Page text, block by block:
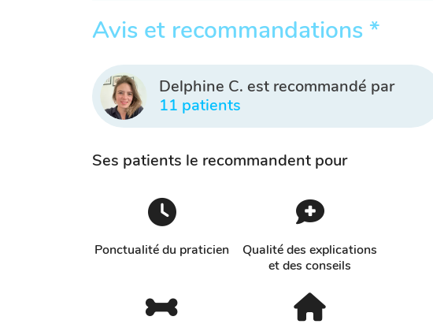
Avis et recommandations *
Delphine C. est recommandé par
11 patients
Ses patients le recommandent pour
Ponctualité du praticien
Qualité des explications
et des conseils